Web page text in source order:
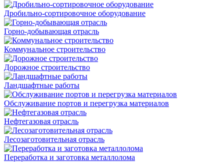
Дробильно-сортировочное оборудование
Горно-добывающая отрасль
Коммунальное строительство
Дорожное строительство
Ландшафтные работы
Обслуживание портов и перегрузка материалов
Нефтегазовая отрасль
Лесозаготовительная отрасль
Переработка и заготовка металлолома